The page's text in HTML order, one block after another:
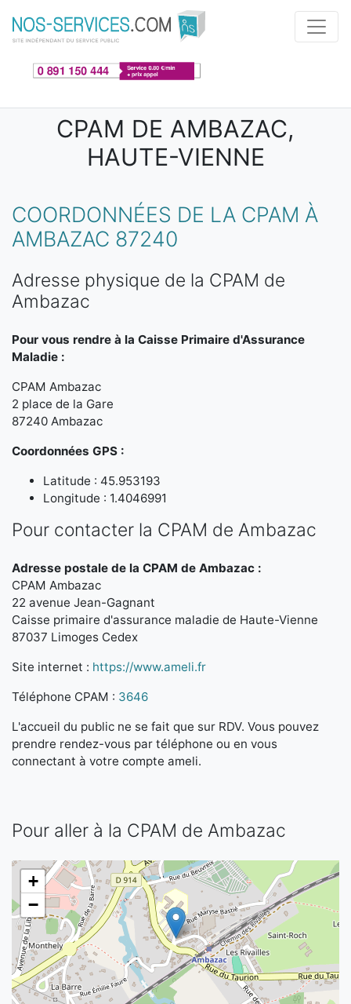
Aller au contenu principal
CPAM DE AMBAZAC,
HAUTE-VIENNE
COORDONNÉES DE LA CPAM À
AMBAZAC 87240
Adresse physique de la CPAM de
Ambazac
Pour vous rendre à la Caisse Primaire d'Assurance
Maladie :
CPAM Ambazac
2 place de la Gare
87240 Ambazac
Coordonnées GPS :
Latitude : 45.953193
Longitude : 1.4046991
Pour contacter la CPAM de Ambazac
Adresse postale de la CPAM de Ambazac :
CPAM Ambazac
22 avenue Jean-Gagnant
Caisse primaire d'assurance maladie de Haute-Vienne
87037 Limoges Cedex
Site internet : https://www.ameli.fr
Téléphone CPAM : 3646
L'accueil du public ne se fait que sur RDV. Vous pouvez
prendre rendez-vous par téléphone ou en vous
connectant à votre compte ameli.
Pour aller à la CPAM de Ambazac
+
−